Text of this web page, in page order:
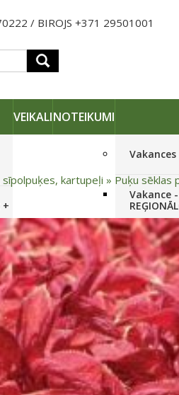
/ BIROJS +371 29501001
+
VEIKALINOTEIKUMI
Vakances
Vakance -
Vakance -
sīpolpuķes, kartupeļi » Puķu sēklas